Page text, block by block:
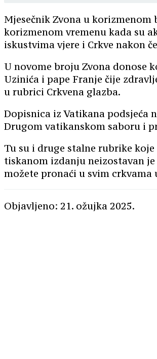
Mjesečnik Zvona u
korizmenom vremenu kada su
iskustvima vjere i Crkve nakon
U novome broju Zvona donose
Uzinića i pape Franje čije
u rubrici Crkvena glazba.
Dopisnica iz Vatikana podsjeća
Drugom vatikanskom saboru i
Tu su i druge stalne rubrike
tiskanom izdanju neizostavan
možete pronaći u svim
Objavljeno: 21. ožujka 2025.